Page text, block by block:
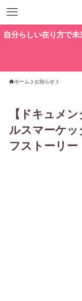
自分らしい在り方で
ホーム お知らせ
【ドキュメ
ルスマーケッ
フストーリー